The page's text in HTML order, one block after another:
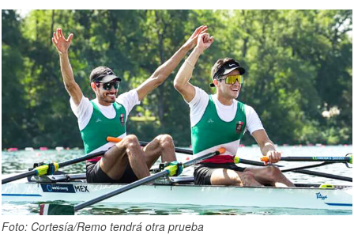
Foto: Cortesía/Remo tendrá otra prueba